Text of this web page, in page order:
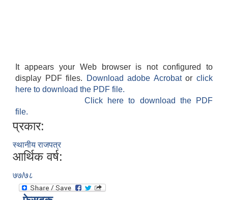
It appears your Web browser is not configured to
display PDF files.
Download adobe Acrobatorclick
here to download the PDF file.
Click here to download the PDF
file.
प्रकार:
स्थानीय राजपत्र
आर्थिक वर्ष:
७७/७८